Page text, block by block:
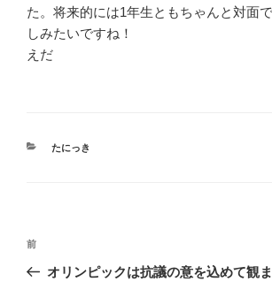
た。将来的には1年生ともちゃんと対面
しみたいですね！
えだ
カ
たにっき
投
過
去
前
オリンピックは抗議の意を込めて観